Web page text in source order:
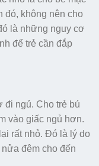
đó, không nên cho
là những nguy cơ
để trẻ cần đắp
đi ngủ. Cho trẻ bú
vào giấc ngủ hơn.
rất nhỏ. Đó là lý do
đêm cho đến